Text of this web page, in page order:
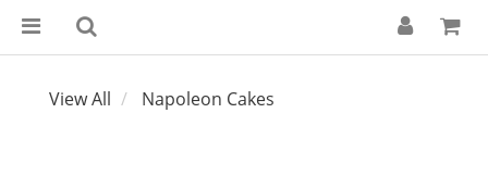
View All Napoleon Cakes